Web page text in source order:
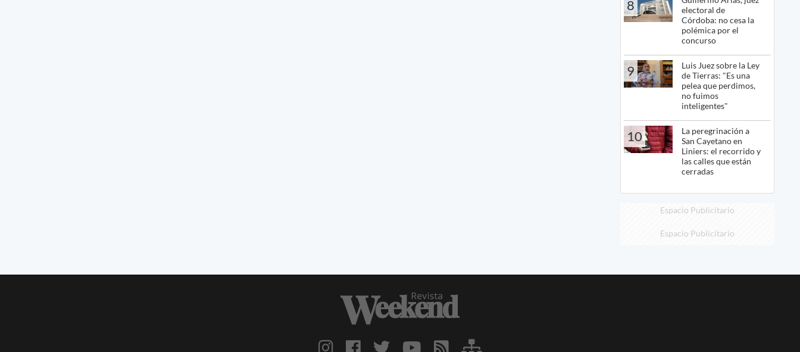
8
electoral de
Córdoba: no cesa la
polémica por el
concurso
9
Luis Juez sobre la Ley
de Tierras: "Es una
pelea que perdimos,
no fuimos
inteligentes"
10
La peregrinación a
San Cayetano en
Liniers: el recorrido y
las calles que están
cerradas
Espacio Publicitario
Espacio Publicitario